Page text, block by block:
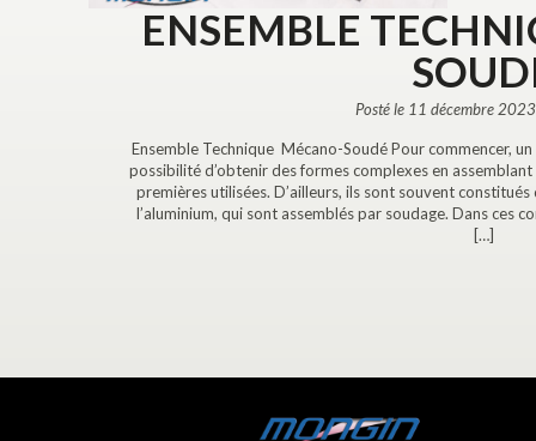
ENSEMBLE
Posté le 11 décembre
Ensemble Technique Mécano-Soudé Pour commencer,
possibilité d’obtenir des formes complexes en
premières utilisées. D’ailleurs, ils sont souvent
l’aluminium, qui sont assemblés par soudage. Dans ces
[…]